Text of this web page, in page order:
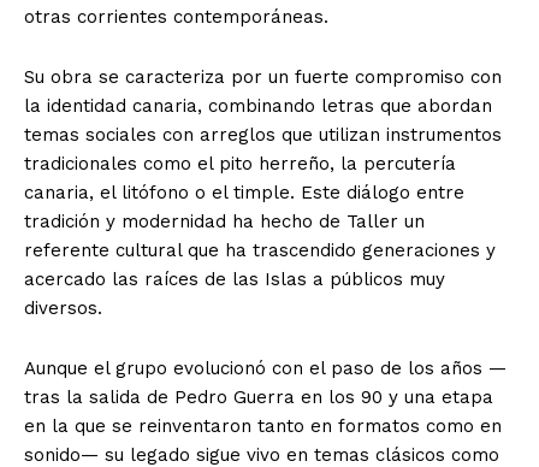
otras corrientes contemporáneas.
Su obra se caracteriza por un fuerte compromiso con
la identidad canaria, combinando letras que abordan
temas sociales con arreglos que utilizan instrumentos
tradicionales como el pito herreño, la percutería
canaria, el litófono o el timple. Este diálogo entre
tradición y modernidad ha hecho de Taller un
referente cultural que ha trascendido generaciones y
acercado las raíces de las Islas a públicos muy
diversos.
Aunque el grupo evolucionó con el paso de los años —
tras la salida de Pedro Guerra en los 90 y una etapa
en la que se reinventaron tanto en formatos como en
sonido— su legado sigue vivo en temas clásicos como